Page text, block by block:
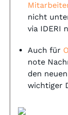
nicht
via IDERI
Auch für
note
den
wichtiger